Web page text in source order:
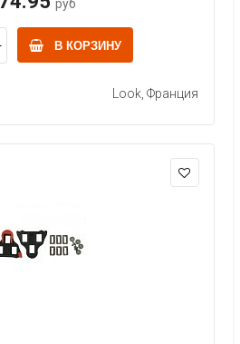
руб
В КОРЗИНУ
Look, Франция